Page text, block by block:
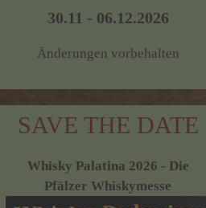
30.11 - 06.12.2026
Änderungen vorbehalten
SAVE THE DATE
Whisky Palatina 2026 - Die
Pfälzer Whiskymesse